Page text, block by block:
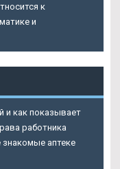
к
и
и как показывает
работника
аптеке